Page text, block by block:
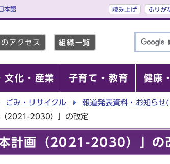
本語 読み上げ ふりが
アクセス 組織一覧
文化・産業 子育て・教育 健康
ごみ・リサイクル
報道発表資料・お知らせ
（2021-2030）」の改定
本計画（2021-2030）」の